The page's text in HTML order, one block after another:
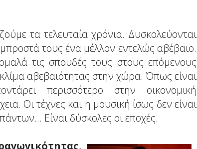
τα τελευταία χρόνια. Δυσκολεύονται
τους ένα μέλλον εντελώς αβέβαιο.
τις σπουδές τους στους επόμενους
αβεβαιότητας στην χώρα. Όπως είναι
περισσότερο στην οικονομική
Οι τέχνες και η μουσική ίσως δεν είναι
Είναι δύσκολες οι εποχές.